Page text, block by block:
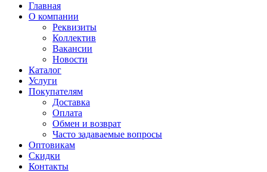
Главная
О компании
Реквизиты
Коллектив
Вакансии
Новости
Каталог
Услуги
Покупателям
Доставка
Оплата
Обмен и возврат
Часто задаваемые вопросы
Оптовикам
Скидки
Контакты